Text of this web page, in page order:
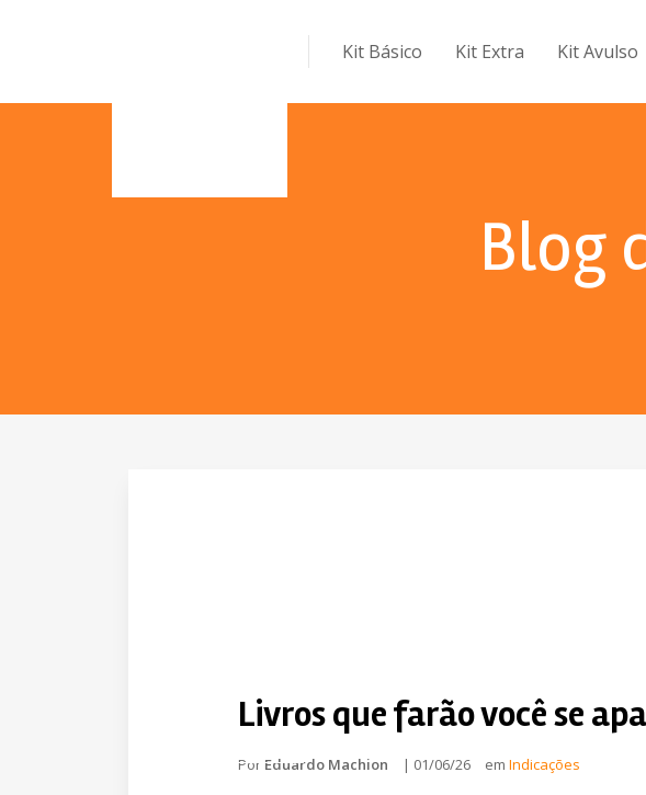
Kit Básico Kit Extra Kit Avulso
Blog
Livros que farão você se
Por Eduardo Machion | 01/06/26 em Indicações